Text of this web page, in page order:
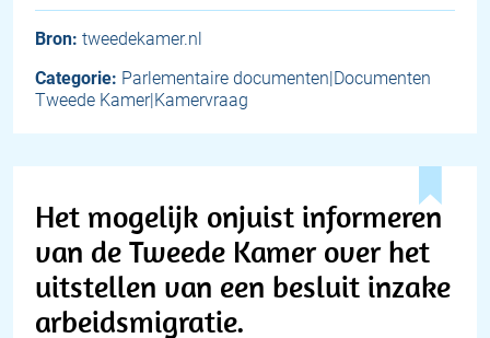
Bron: tweedekamer.nl
Categorie: Parlementaire documenten|Documenten
Tweede Kamer|Kamervraag
Het mogelijk onjuist informeren
van de Tweede Kamer over het
uitstellen van een besluit inzake
arbeidsmigratie.